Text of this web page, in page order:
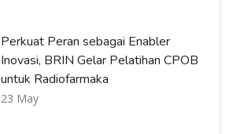
Perkuat Peran sebagai Enabler
Inovasi, BRIN Gelar Pelatihan CPOB
untuk Radiofarmaka
23 May